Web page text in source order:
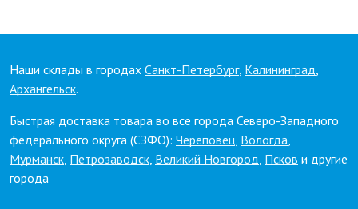
Наши склады в городах Санкт-Петербург, Калининград,
Архангельск.
Быстрая доставка товара во все города Северо-Западного
федерального округа (СЗФО): Череповец, Вологда,
Мурманск, Петрозаводск, Великий Новгород, Псков и другие
города